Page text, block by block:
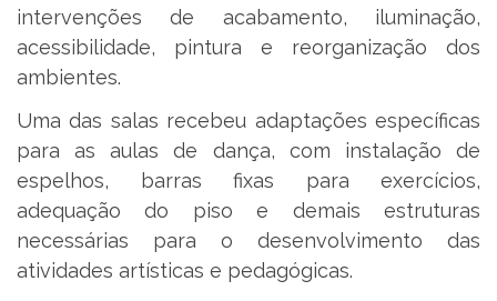
intervenções de acabamento, iluminação,
acessibilidade, pintura e reorganização dos
ambientes.
Uma das salas recebeu adaptações específicas
para as aulas de dança, com instalação de
espelhos, barras fixas para exercícios,
adequação do piso e demais estruturas
necessárias para o desenvolvimento das
atividades artísticas e pedagógicas.